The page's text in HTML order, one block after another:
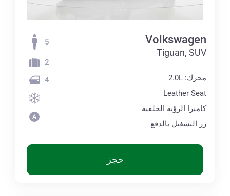
Volkswagen
Tiguan, SUV
محرك: 2.0L
Leather Seat
كاميرا الرؤية الخلفية
زر التشغيل بالدفع
5
2
4
حجز